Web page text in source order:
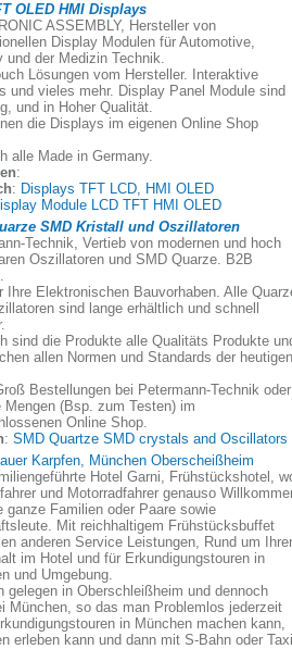
OLED HMI Displays
ASSEMBLY, Hersteller von
Display Modulen für Automotive,
und der Medizin Technik.
Lösungen vom Hersteller. Interaktive
und vieles mehr. Display Panel Module sind
und in Hoher Qualität.
die Displays im eigenen Online Shop
alle Made in Germany.
:
: Displays TFT LCD, HMI OLED
Module LCD TFT HMI OLED
SMD Kristall und Oszillatoren
Technik, Vertieb von modernen und hoch
Oszillatoren und SMD Quarze. B2B
Ihre Elektronischen Bauvorhaben. Alle
sind lange erhältlich und schnell
sind die Produkte alle Qualitäts Produkte
allen Normen und Standards der heutigen
Bestellungen bei Petermann-Technik oder
Mengen (Bsp. zum Testen) im
Online Shop.
: SMD Quartze SMD crystals and Oscillators
Karpfen, München Oberscheißheim
Hotel Garni, Frühstückshotel,
und Motorradfahrer genauso
ganze Familien oder Paare sowie
Mit reichhaltigem Frühstücksbuffet
anderen Service Leistungen, Rund um
im Hotel und für Erkundigungstouren in
und Umgebung.
gelegen in Oberschleißheim und dennoch
München, so das man Problemlos jederzeit
in München machen kann,
erleben kann und dann mit S-Bahn oder